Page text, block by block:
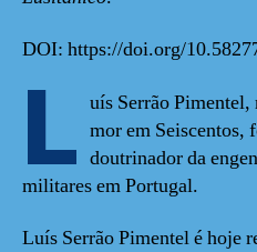
DOI: https://doi.org/
L uís Serrão
mor em Seiscentos,
doutrinador da
militares em Portugal.
Luís Serrão Pimentel é hoje